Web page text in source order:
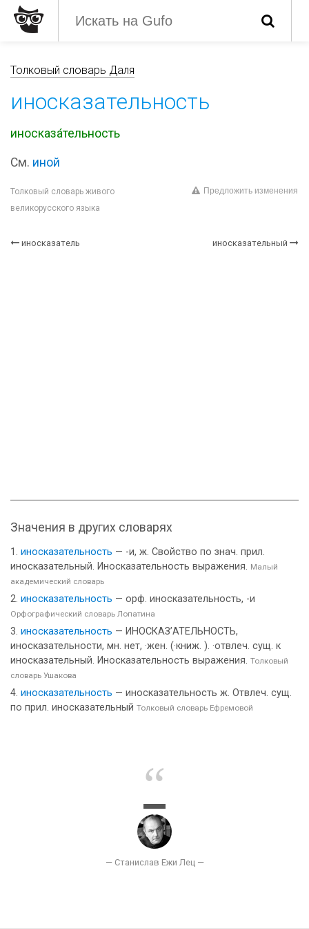
Толковый словарь Даля
иносказательность
иносказа́тельность
См. иной
Толковый словарь живого
великорусского языка
Предложить изменения
иносказатель иносказательный
Значения в других словарях
иносказательность — -и, ж. Свойство по знач. прил.
иносказательный. Иносказательность выражения. Малый
академический словарь
иносказательность — орф. иносказательность, -и
Орфографический словарь Лопатина
иносказательность — ИНОСКАЗ’АТЕЛЬНОСТЬ,
иносказательности, мн. нет, ·жен. (·книж. ). ·отвлеч. сущ. к
иносказательный. Иносказательность выражения. Толковый
словарь Ушакова
иносказательность — иносказательность ж. Отвлеч. сущ.
по прил. иносказательный Толковый словарь Ефремовой